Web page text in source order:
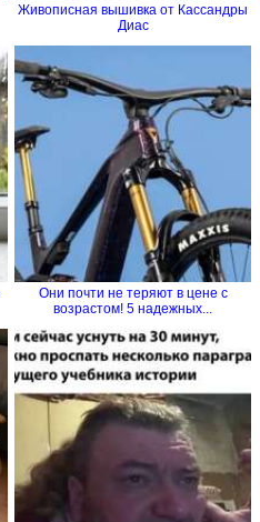
Живописная вышивка от Кассандры
Диас
Они почти не теряют в цене с
возрастом! 5 надежных...